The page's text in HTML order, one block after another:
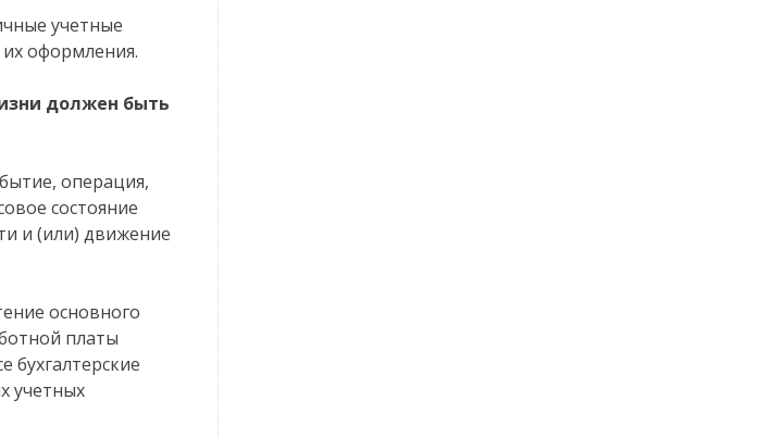
учетные
оформления.
должен быть
операция,
состояние
и (или) движение
основного
платы
бухгалтерские
учетных